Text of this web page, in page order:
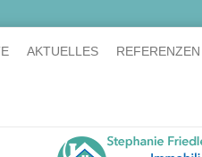
AKTUELLES REFERENZEN